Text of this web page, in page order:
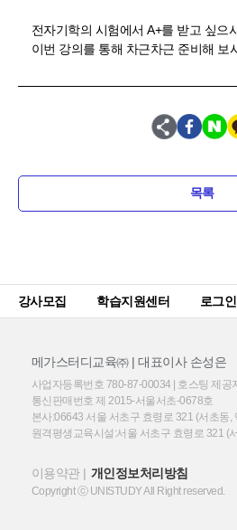
전자기학의 시험에서 A+를 받고 싶으
이번 강의를 통해 차근차근 준비해 보
목록
강사모집 학습지원센터 로그인
메가스터디교육㈜ | 대표이사 손성은
사업자등록번호 780-87-00034 | 호스팅 제공
통신판매번호 제 2015-서울서초-0678호
본사:06643 서울 서초구 효령로 321 (서초동,
원격평생교육시설:서울 서초구 효령로 321 (
이용약관 개인정보처리방침
Copyright ⓒ UNISTUDY All Right reserved.